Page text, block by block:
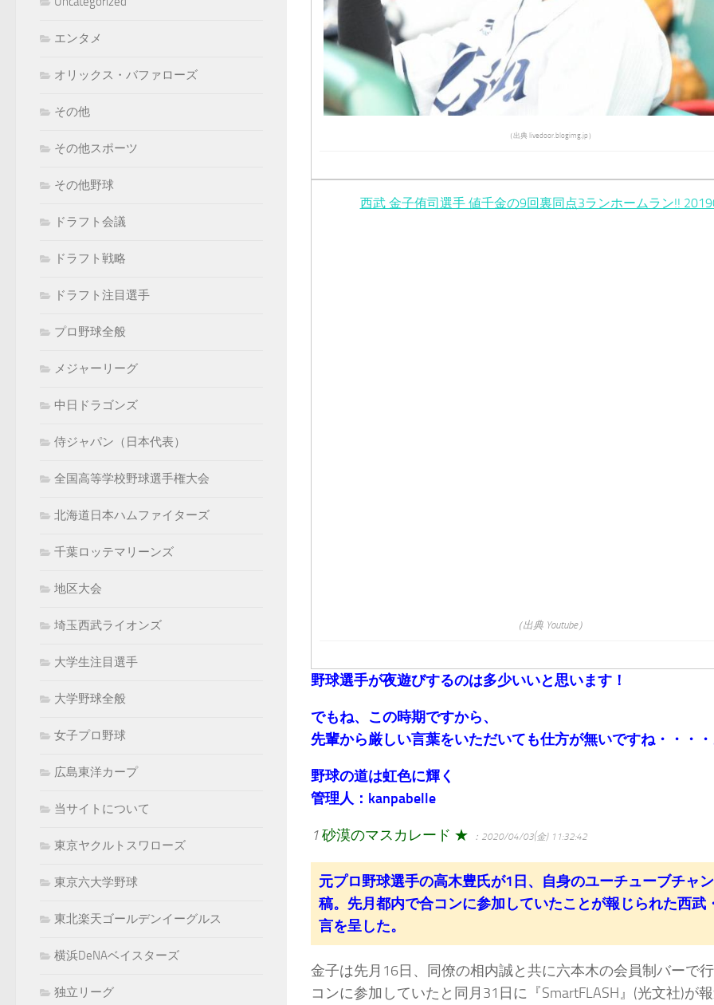
（出典 livedoor.blogimg.jp）
西武 金子侑司選手 値千金の9回裏同点3ランホームラン!!
（出典 Youtube）
野球選手が夜遊びするのは多少いいと思います！
でもね、この時期ですから、
先輩から厳しい言葉をいただいても仕方が無いですね・・・
野球の道は虹色に輝く
管理人：kanpabelle
1砂漠のマスカレード ★ ：2020/04/03(金) 11:32:42
元プロ野球選手の高木豊氏が1日、自身のユーチューブチャ
稿。先月都内で合コンに参加していたことが報じられた西武
言を呈した。
金子は先月16日、同僚の相内誠と共に六本木の会員制バーで
コンに参加していたと同月31日に『SmartFLASH』(光文社)が
ブ
エンタメ
オリックス・バファローズ
その他
その他スポーツ
その他野球
ドラフト会議
ドラフト戦略
ドラフト注目選手
プロ野球全般
メジャーリーグ
中日ドラゴンズ
侍ジャパン（日本代表）
全国高等学校野球選手権大会
北海道日本ハムファイターズ
千葉ロッテマリーンズ
地区大会
埼玉西武ライオンズ
大学生注目選手
大学野球全般
女子プロ野球
広島東洋カープ
当サイトについて
東京ヤクルトスワローズ
東京六大学野球
東北楽天ゴールデンイーグルス
横浜DeNAベイスターズ
独立リーグ